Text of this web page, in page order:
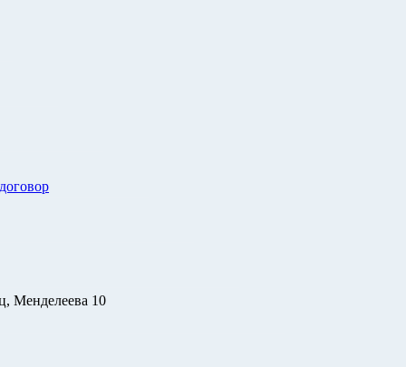
Менделеева 10